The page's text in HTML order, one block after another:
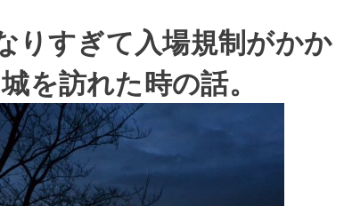
りすぎて入場規制がかか
を訪れた時の話。